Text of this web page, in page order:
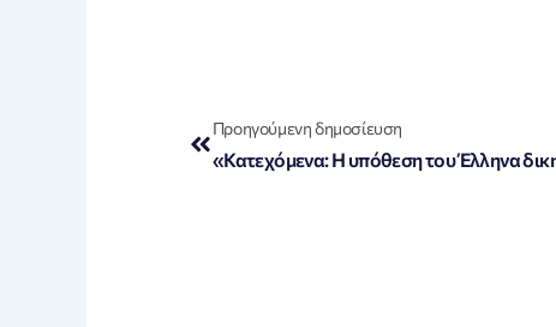
Προηγούμενη δημοσίευση